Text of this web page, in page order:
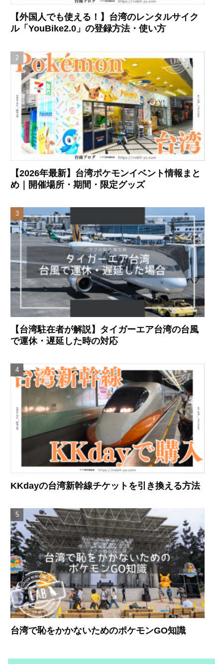
【外国人でも使える！】台湾のレンタルサイク
ル「YouBike2.0」の登録方法・使い方
【2026年最新】台湾ポケモンイベント情報まと
め｜開催場所・期間・限定グッズ
【台湾駐在者が解説】タイガーエア台湾の台風
で運休・遅延した時の対応
KKdayの台湾新幹線チケットを引き換える方法
台湾で恥をかかないためのポケモンGO知識